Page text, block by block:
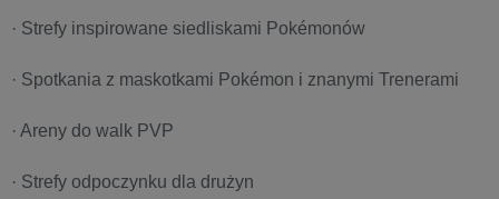
· Strefy inspirowane siedliskami Pokémonów
· Spotkania z maskotkami Pokémon i znanymi Trenerami
· Areny do walk PVP
· Strefy odpoczynku dla drużyn